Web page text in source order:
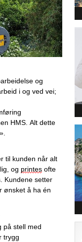
og
i og ved vei;
HMS Alt dette
til kunden når alt
, og printes ofte
Kundene setter
ønsket å ha én
på stell med
trygg